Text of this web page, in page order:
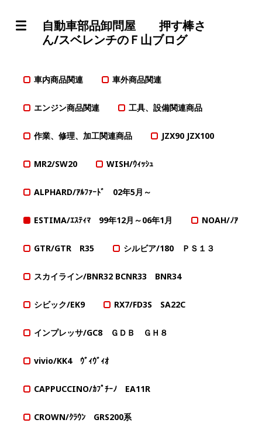
自動車部品卸問屋 押す棒さ
ん/スベレンチのＦ山ブログ
車内商品関連 車外商品関連
エンジン商品関連 工具、設備関連商品
作業、修理、加工関連商品 JZX90 JZX100
MR2/SW20 WISH/ｳｨｯｼｭ
ALPHARD/ｱﾙﾌｧｰﾄﾞ 02年5月～
ESTIMA/ｴｽﾃｨﾏ 99年12月～06年1月 NOAH/ﾉｱ
GTR/GTR R35 シルビア/180 ＰＳ１３
スカイライン/BNR32 BCNR33 BNR34
シビック/EK9 RX7/FD3S SA22C
インプレッサ/GC8 ＧＤＢ ＧＨ８
vivio/KK4 ｳﾞｨｳﾞｨｵ
CAPPUCCINO/ｶﾌﾟﾁｰﾉ EA11R
CROWN/ｸﾗｳﾝ GRS200系